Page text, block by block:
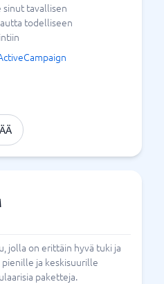
sinut tavallisen
todelliseen
jolla on erittäin hyvä tuki ja
ja keskisuurille
paketteja.